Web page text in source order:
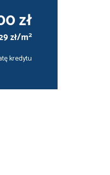
zł
zł/m2
kredytu